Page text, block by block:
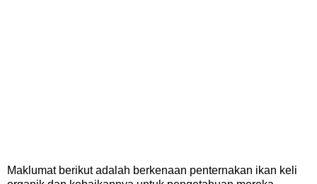
Maklumat berikut adalah berkenaan penternakan ikan keli